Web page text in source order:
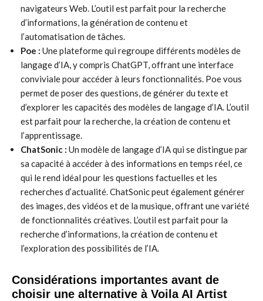
navigateurs Web. L’outil est parfait pour la recherche
d’informations, la génération de contenu et
l’automatisation de tâches.
Poe : Une plateforme qui regroupe différents modèles de
langage d’IA, y compris ChatGPT, offrant une interface
conviviale pour accéder à leurs fonctionnalités. Poe vous
permet de poser des questions, de générer du texte et
d’explorer les capacités des modèles de langage d’IA. L’outil
est parfait pour la recherche, la création de contenu et
l’apprentissage.
ChatSonic : Un modèle de langage d’IA qui se distingue par
sa capacité à accéder à des informations en temps réel, ce
qui le rend idéal pour les questions factuelles et les
recherches d’actualité. ChatSonic peut également générer
des images, des vidéos et de la musique, offrant une variété
de fonctionnalités créatives. L’outil est parfait pour la
recherche d’informations, la création de contenu et
l’exploration des possibilités de l’IA.
Considérations importantes avant de
choisir une alternative à Voila AI Artist